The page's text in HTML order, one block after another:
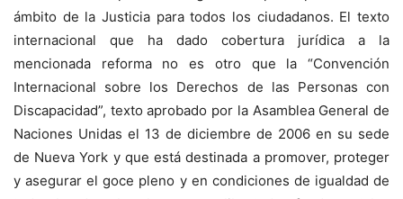
ámbito de la Justicia para todos los ciudadanos. El texto
internacional que ha dado cobertura jurídica a la
mencionada reforma no es otro que la “Convención
Internacional sobre los Derechos de las Personas con
Discapacidad”, texto aprobado por la Asamblea General de
Naciones Unidas el 13 de diciembre de 2006 en su sede
de Nueva York y que está destinada a promover, proteger
y asegurar el goce pleno y en condiciones de igualdad de